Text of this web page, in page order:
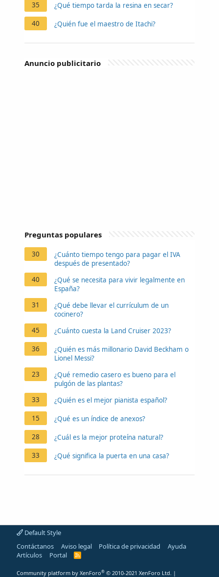
35 ¿Qué tiempo tarda la resina en secar?
40 ¿Quién fue el maestro de Itachi?
Anuncio publicitario
Preguntas populares
30
¿Cuánto tiempo tengo para pagar el IVA
después de presentado?
40
¿Qué se necesita para vivir legalmente en
España?
31
¿Qué debe llevar el currículum de un
cocinero?
45
¿Cuánto cuesta la Land Cruiser 2023?
36
¿Quién es más millonario David Beckham o
Lionel Messi?
23
¿Qué remedio casero es bueno para el
pulgón de las plantas?
33
¿Quién es el mejor pianista español?
15 ¿Qué es un índice de anexos?
28 ¿Cuál es la mejor proteína natural?
33 ¿Qué significa la puerta en una casa?
Default Style
Contáctanos
Aviso legal Política de privacidad
Ayuda
Artículos
Portal
R
Community platform by XenForo® © 2010-2021 XenForo Ltd. |